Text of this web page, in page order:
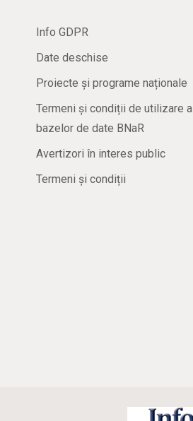
Info GDPR
Date deschise
Proiecte și programe naționale
Termeni și condiții de utilizare a
bazelor de date BNaR
Avertizori în interes public
Termeni și condiții